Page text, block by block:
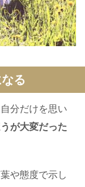
る
分だけを思い
が大変だった
や態度で示し